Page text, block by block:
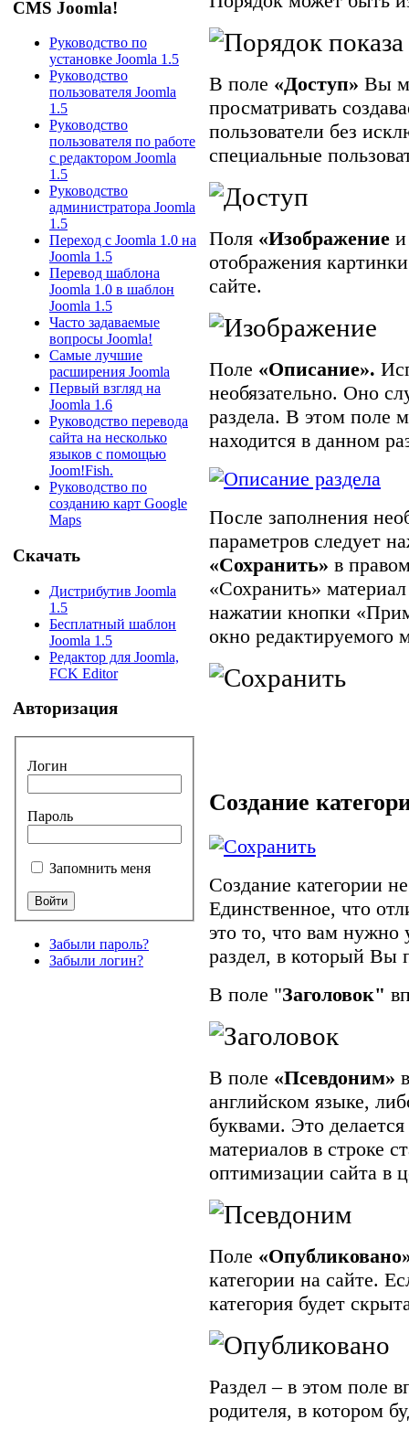
CMS Joomla!
Руководство по
установке Joomla 1.5
Руководство
пользователя Joomla
1.5
Руководство
пользователя по работе
с редактором Joomla
1.5
Руководство
администратора Joomla
1.5
Переход с Joomla 1.0 на
Joomla 1.5
Перевод шаблона
Joomla 1.0 в шаблон
Joomla 1.5
Часто задаваемые
вопросы Joomla!
Самые лучшие
расширения Joomla
Первый взгляд на
Joomla 1.6
Руководство перевода
сайта на несколько
языков с помощью
Joom!Fish.
Руководство по
созданию карт Google
Maps
Скачать
Дистрибутив Joomla
1.5
Бесплатный шаблон
Joomla 1.5
Редактор для Joomla,
FCK Editor
Авторизация
Логин
Пароль
Запомнить меня
Забыли пароль?
Забыли логин?
В поле «Доступ» Вы
просматривать
пользователи без
специальные
Поля «Изображение
отображения
сайте.
Поле «Описание».
необязательно. Оно
раздела. В этом поле
находится в данном
После заполнения
параметров следует
«Сохранить» в
«Сохранить»
нажатии кнопки
окно редактируемого
Создание
Создание категории
Единственное, что
это то, что вам нужно
раздел, в который Вы
В поле "Заголовок"
В поле «Псевдоним»
английском языке,
буквами. Это
материалов в строке
оптимизации сайта в
Поле
категории на сайте.
категория будет
Раздел – в этом поле
родителя, в котором